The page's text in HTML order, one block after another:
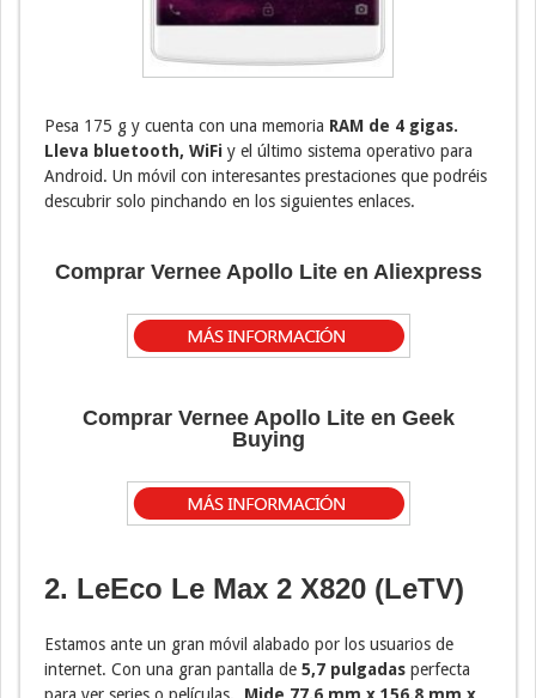
Pesa 175 g y cuenta con una memoria RAM de 4 gigas.
Lleva bluetooth, WiFi y el último sistema operativo para
Android. Un móvil con interesantes prestaciones que podréis
descubrir solo pinchando en los siguientes enlaces.
Comprar Vernee Apollo Lite en Aliexpress
Comprar Vernee Apollo Lite en Geek
Buying
2. LeEco Le Max 2 X820 (LeTV)
Estamos ante un gran móvil alabado por los usuarios de
internet. Con una gran pantalla de 5,7 pulgadas perfecta
para ver series o películas. Mide 77.6 mm x 156.8 mm x